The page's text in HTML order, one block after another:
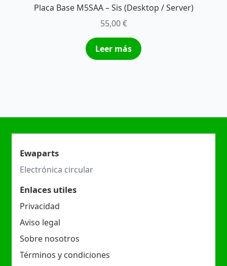
Placa Base M5SAA – Sis (Desktop / Server)
55,00€
Leer más
Ewaparts
Electrónica circular
Enlaces utiles
Privacidad
Aviso legal
Sobre nosotros
Términos y condiciones